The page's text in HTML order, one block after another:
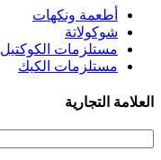
أطعمة ونكهات
شوكولاتة
مستلزمات الكوكتيل
مستلزمات الكيك
العلامة التجارية